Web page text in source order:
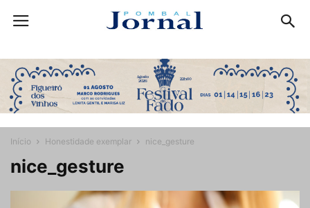
Início Honestidade exemplar nice_gesture
nice_gesture